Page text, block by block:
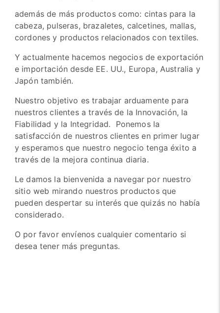
además de más productos como: cintas para la
cabeza, pulseras, brazaletes, calcetines, mallas,
cordones y productos relacionados con textiles.
Y actualmente hacemos negocios de exportación
e importación desde EE. UU., Europa, Australia y
Japón también.
Nuestro objetivo es trabajar arduamente para
nuestros clientes a través de la Innovación, la
Fiabilidad y la Integridad. Ponemos la
satisfacción de nuestros clientes en primer lugar
y esperamos que nuestro negocio tenga éxito a
través de la mejora continua diaria.
Le damos la bienvenida a navegar por nuestro
sitio web mirando nuestros productos que
pueden despertar su interés que quizás no había
considerado.
O por favor envíenos cualquier comentario si
desea tener más preguntas.